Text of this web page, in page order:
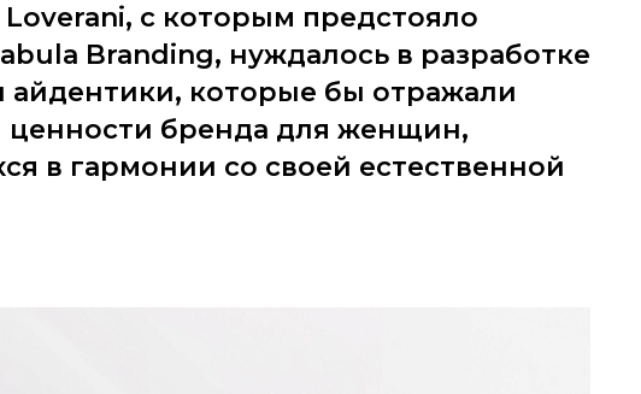
с которым предстояло
Branding, нуждалось в разработке
айдентики, которые бы отражали
ценности бренда для женщин,
в гармонии со своей естественной